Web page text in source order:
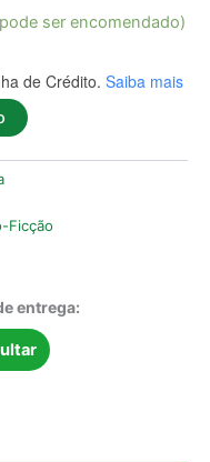
ser encomendado)
de Crédito. Saiba mais
Ficção
entrega: